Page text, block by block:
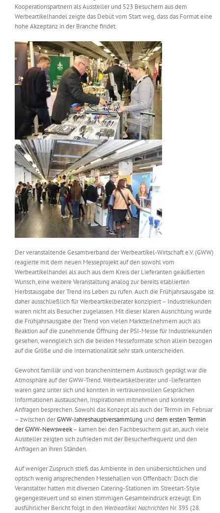
Kontakt
Messen & Events
Unternehmen
Interviews
Wissen
Product Guide
Jobshop
Suche
nach:
Kooperationspartnern als Aussteller und 523 Besuchern aus dem
Werbeartikelhandel zeigte das Debüt vom Start weg, dass das Format eine
hohe Akzeptanz in der Branche findet.
Der veranstaltende Gesamtverband der Werbeartikel-Wirtschaft e.V. (GWW)
reagierte mit dem neuen Messeprojekt auf den sowohl vom
Werbeartikelhandel als auch aus dem Kreis der Lieferanten geäußerten
Wunsch, eine weitere Veranstaltung analog zur bereits etablierten
Herbstausgabe der Trend ins Leben zu rufen. Auch die Frühjahrsausgabe ist
daher ausschließlich für Werbeartikelberater konzipiert – Industriekunden
waren nicht als Besucher zugelassen. Mit dieser klaren Ausrichtung wurde
die Frühjahrsausgabe der Trend von vielen Marktteilnehmern auch als
Reaktion auf die zunehmende Öffnung der PSI-Messe für Industriekunden
gesehen, wenngleich sich die beiden Messeformate schon allein bezogen
auf die Größe und die Internationalität sehr stark unterscheiden.
Gewohnt familiär und von brancheninternem Austausch geprägt war die
Atmosphäre auf der GWW-Trend. Werbeartikelberater und -lieferanten
waren ganz unter sich und konnten in vertrauensvollen Gesprächen
Informationen austauschen, Inspirationen mitnehmen und konkrete
Anfragen besprechen. Sowohl das Konzept als auch der Termin im Februar
– zwischen derGWW-Jahreshauptversammlung und dem ersten Termin
der GWW-Newsweek– kamen bei den Fachbesuchern gut an, auch viele
Aussteller zeigten sich zufrieden mit der Besucherfrequenz und den
Anfragen an ihren Ständen.
Auf weniger Zuspruch stieß das Ambiente in den unübersichtlichen und
optisch wenig ansprechenden Messehallen von Offenbach: Doch die
Veranstalter hatten mit diversen Catering-Stationen im Streetart-Style
gegengesteuert und so einen stimmigen Gesamteindruck erzeugt. Ein
ausführlicher Bericht folgt in den Werbeartikel Nachrichten Nr. 395 (28.